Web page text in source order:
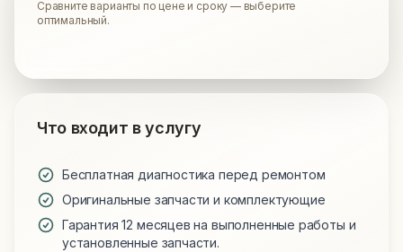
Сравните варианты по цене и сроку — выберите
оптимальный.
Что входит в услугу
Бесплатная диагностика перед ремонтом
Оригинальные запчасти и комплектующие
Гарантия 12 месяцев на выполненные работы и
установленные запчасти.